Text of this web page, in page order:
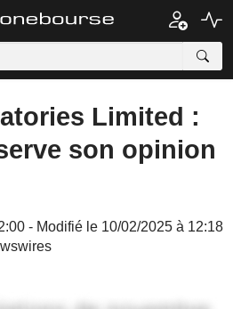
Limited :
son opinion
- Modifié le 10/02/2025 à 12:18